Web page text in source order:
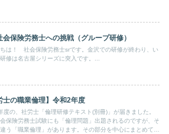
会保険労務士への挑戦（グループ研修）
ちは！ 社会保険労務士srです。金沢での研修が終わり、い
修は名古屋シリーズに突入です。...
士の職業倫理】令和2年度
度の、社労士「倫理研修テキスト(別冊)」が届きました。
保険労務士試験にも「倫理問題」出題されるのですが、そ
う「職業倫理」があります。その部分を中心にまとめてみ